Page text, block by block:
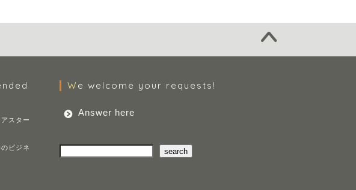
スター
ビジネ
We welcome your requests!
Answer here
search